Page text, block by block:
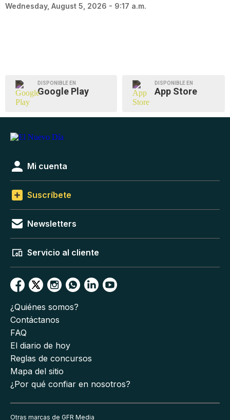
Wednesday, August 5, 2026 - 9:17 a.m.
DISPONIBLE EN
Google Play
DISPONIBLE EN
App Store
Mi cuenta
Suscríbete
Newsletters
Servicio al cliente
¿Quiénes somos?
Contáctanos
FAQ
El diario de hoy
Reglas de concursos
Mapa del sitio
¿Por qué confiar en nosotros?
Otras marcas de GFR Media